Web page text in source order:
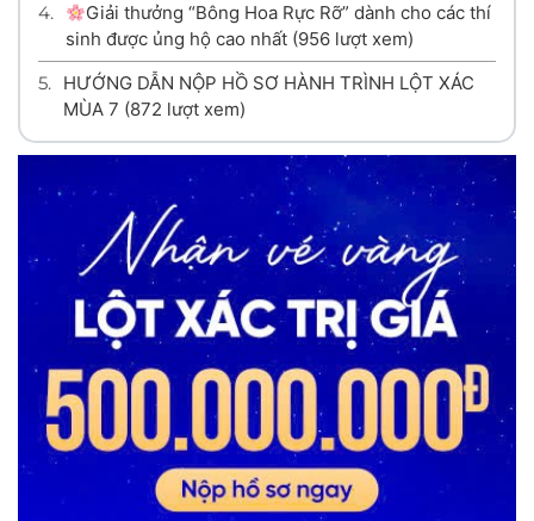
4.
Giải thưởng “Bông Hoa Rực Rỡ” dành cho các thí
sinh được ủng hộ cao nhất (956 lượt xem)
5. HƯỚNG DẪN NỘP HỒ SƠ HÀNH TRÌNH LỘT XÁC
MÙA 7 (872 lượt xem)